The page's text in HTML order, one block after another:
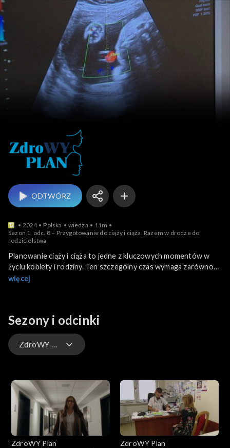
ZdroWY Plan
ODTWÓRZ
2024 Polska wiedza
11m
Sezon 1, odc. 8 – Przygotowanie do ciąży i ciąża. Razem w drodze do
rodzicielstwa
Planowanie ciąży i ciąża to jedne z kluczowych momentów w
życiu kobiety i rodziny. Ten szczególny czas wymaga zarówno
fizycznego, jak i emocjonalnego zaangażowania obojga
powinna być nie tylko dbałość o zdrowie, ale tez znajomość
swoich praw.
więcej
Sezony i odcinki
ZdroWY Plan
ZdroWY Plan
ZdroWY Plan